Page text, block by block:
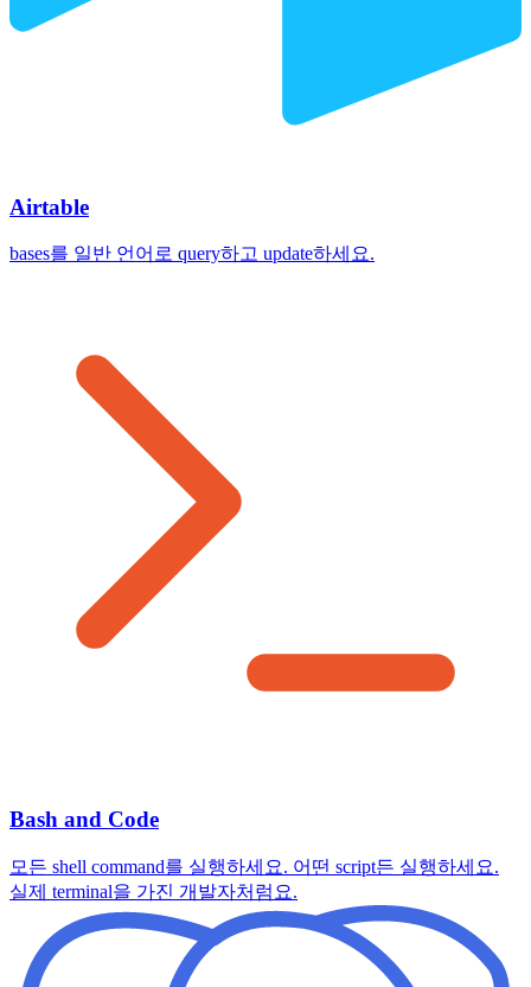
Airtable
bases를 일반 언어로 query하고 update하세요.
Bash and Code
모든 shell command를 실행하세요. 어떤 script든 실행하세요.
실제 terminal을 가진 개발자처럼요.